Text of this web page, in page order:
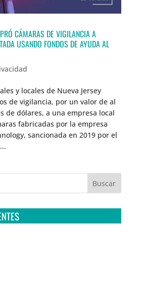
CÁMARAS DE VIGILANCIA A
USANDO FONDOS DE AYUDA AL
y locales de Nueva Jersey
de vigilancia, por un valor de al
de dólares, a una empresa local
fabricadas por la empresa
sancionada en 2019 por el